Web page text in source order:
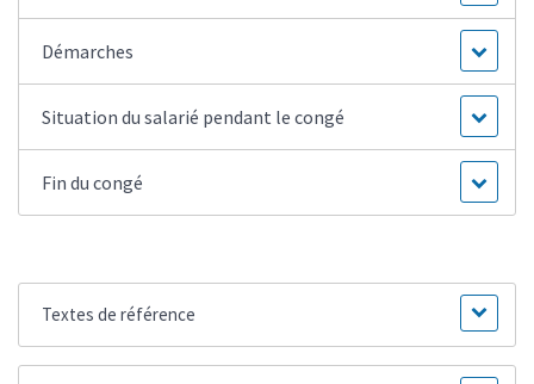
Démarches
Situation du salarié pendant le congé
Fin du congé
Textes de référence